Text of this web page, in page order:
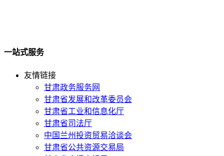
一站式服务
友情链接
甘肃政务服务网
甘肃省发展和改革委员会
甘肃省工业和信息化厅
甘肃省司法厅
中国兰州投资贸易洽谈会
甘肃省公共资源交易局